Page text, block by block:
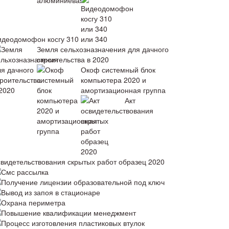
косгу 310 или 340
Земля сельхозназначения для дачного
строительства в 2020
Окоф системный блок
компьютера 2020 и
амортизационная группа
Акт
скрытых работ образец 2020
Смс рассылка
Получение лицензии образовательной под ключ
Вывод из запоя в стационаре
Охрана периметра
Повышение квалификации менеджмент
Процесс изготовления пластиковых втулок